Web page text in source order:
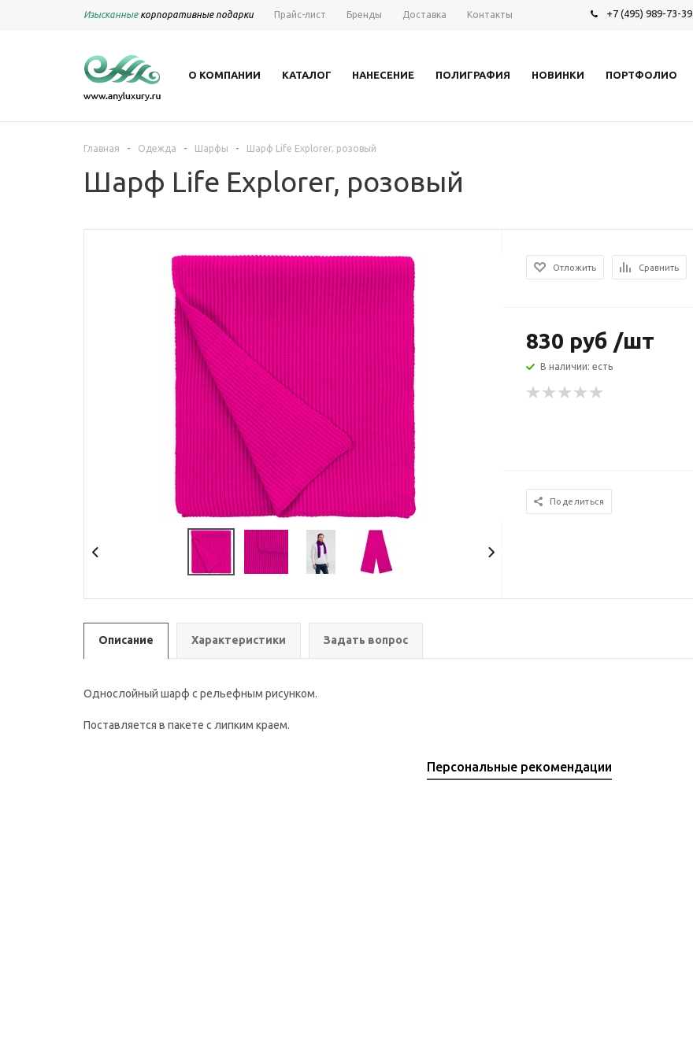
Изысканныекорпоративные подарки Прайс-лист Бренды Доставка Контакты +7 (495) 989-73-39
О КОМПАНИИ КАТАЛОГ НАНЕСЕНИЕ ПОЛИГРАФИЯ НОВИНКИ ПОРТФОЛИО
Главная - Одежда - Шарфы - Шарф Life Explorer, розовый
Шарф Life Explorer, розовый
Отложить Сравнить
830 руб /шт
В наличии: есть
Поделиться
Описание Характеристики Задать вопрос
Однослойный шарф с рельефным рисунком.
Поставляется в пакете с липким краем.
Персональные рекомендации